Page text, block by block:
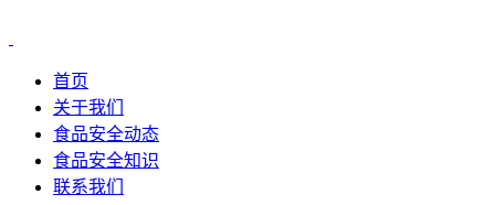
首页
关于我们
食品安全动态
食品安全知识
联系我们